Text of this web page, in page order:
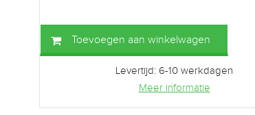
Toevoegen aan winkelwagen
Levertijd: 6-10 werkdagen
Meer informatie